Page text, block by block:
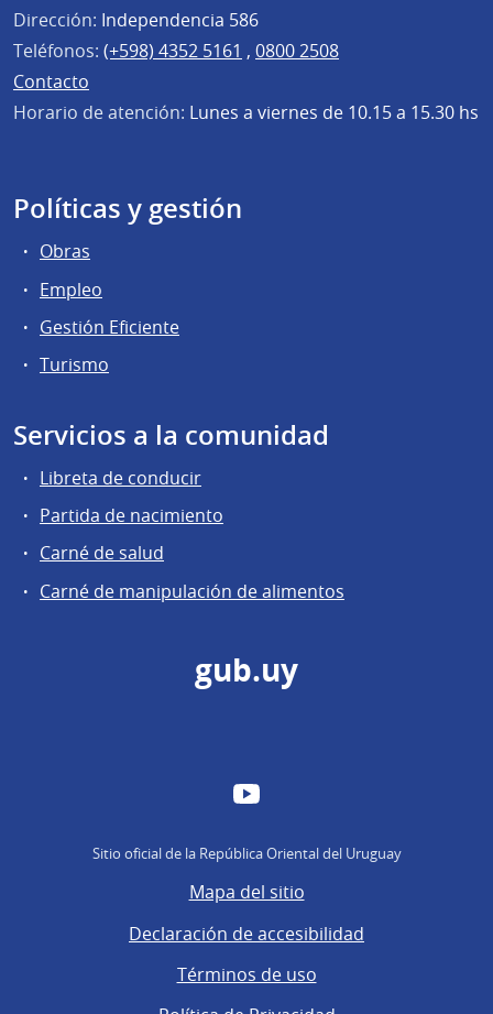
Dirección: Independencia 586
Teléfonos: (+598) 4352 5161 , 0800 2508
Contacto
Horario de atención: Lunes a viernes de 10.15 a 15.30 hs
Políticas y gestión
Obras
Empleo
Gestión Eficiente
Turismo
Servicios a la comunidad
Libreta de conducir
Partida de nacimiento
Carné de salud
Carné de manipulación de alimentos
gub.uy
YouTube
Sitio oficial de la República Oriental del Uruguay
Mapa del sitio
Declaración de accesibilidad
Términos de uso